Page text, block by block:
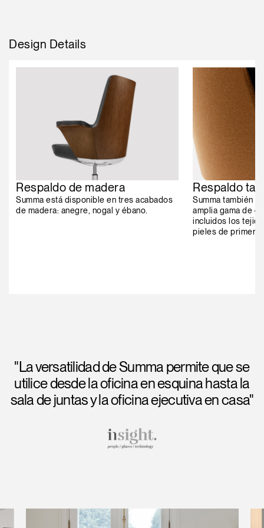
Design Details
Respaldo de madera
Summa está disponible en tres acabados
de madera: anegre, nogal y ébano.
Respaldo
Summa también
amplia gama de
incluidos los
pieles de primera
"La versatilidad de Summa permite que se
utilice desde la oficina en esquina hasta la
sala de juntas y la oficina ejecutiva en casa"